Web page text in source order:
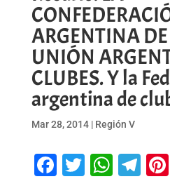
ARGENTINA
UNIÓN
CLUBES. Y la
argentina de
Mar 28, 2014| Región V
Facebook
Twitter